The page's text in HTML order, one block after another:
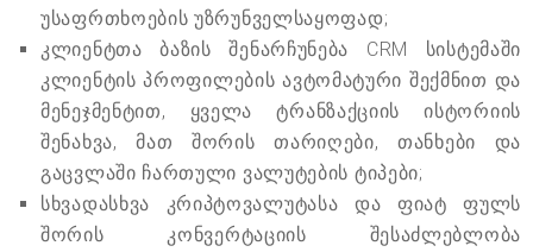
უსაფრთხოების უზრუნველსაყოფად;
კლიენტთა ბაზის შენარჩუნება CRM სისტემაში
კლიენტის პროფილების ავტომატური შექმნით და
მენეჯმენტით, ყველა ტრანზაქციის ისტორიის
შენახვა, მათ შორის თარიღები, თანხები და
გაცვლაში ჩართული ვალუტების ტიპები;
სხვადასხვა კრიპტოვალუტასა და ფიატ ფულს
შორის კონვერტაციის შესაძლებლობა